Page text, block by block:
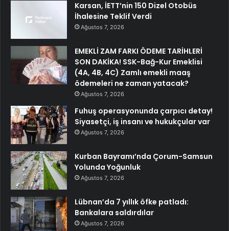
Karsan, İETT’nin 150 Dizel Otobüs
İhalesine Teklif Verdi
Ağustos 7, 2026
EMEKLİ ZAM FARKI ÖDEME TARİHLERİ
SON DAKİKA! SSK-Bağ-Kur Emeklisi
(4A, 4B, 4C) Zamlı emekli maaş
ödemeleri ne zaman yatacak?
Ağustos 7, 2026
Fuhuş operasyonunda çarpıcı detay!
Siyasetçi, iş insanı ve hukukçular var
Ağustos 7, 2026
Kurban Bayramı’nda Çorum-Samsun
Yolunda Yoğunluk
Ağustos 7, 2026
Lübnan’da 7 yıllık öfke patladı:
Bankalara saldırdılar
Ağustos 7, 2026